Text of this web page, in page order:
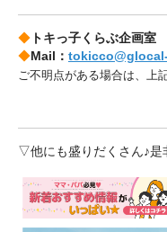
◆ トキっ子くらぶ企画室
◆Mail：
ご不明点がある場合は、上
▽他にも盛りだくさん♪是